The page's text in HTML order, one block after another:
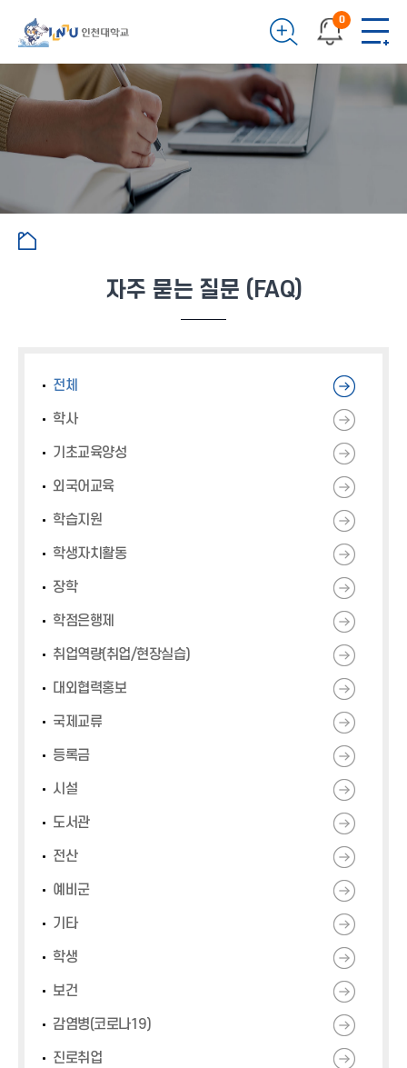
0
자주 묻는 질문 (FAQ)
전체
학사
기초교육양성
외국어교육
학습지원
학생자치활동
장학
학점은행제
취업역량(취업/현장실습)
대외협력홍보
국제교류
등록금
시설
도서관
전산
예비군
기타
학생
보건
감염병(코로나19)
진로취업